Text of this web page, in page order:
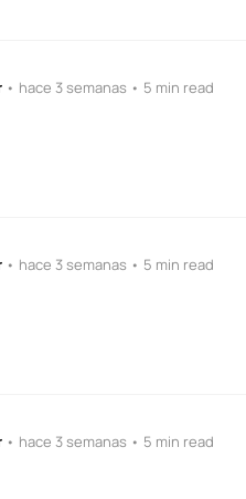
• hace 3 semanas • 5 min read
• hace 3 semanas • 5 min read
• hace 3 semanas • 5 min read